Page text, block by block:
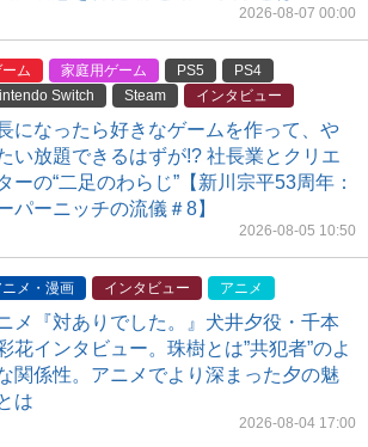
2026-08-07 00:00
ム 家庭用ゲーム PS5
PS4
Switch
Steam インタビュー
になったら好きなゲームを作って、や
い放題できるはずが!? 社長業とクリエ
ーの“二足のわらじ”【新川宗平53周年：
パーニッチの流儀＃8】
2026-08-05 10:50
ニメ・漫画 インタビュー アニメ
メ『対ありでした。』犬井夕役・千本
花インタビュー。珠樹とは”共犯者”のよ
関係性。アニメでより深まった夕の魅
は
2026-08-04 17:00